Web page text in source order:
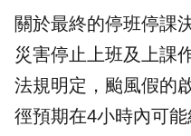
關於最終的停班停課
災害停止上班及上課
法規明定，颱風假的
徑預期在4小時內可